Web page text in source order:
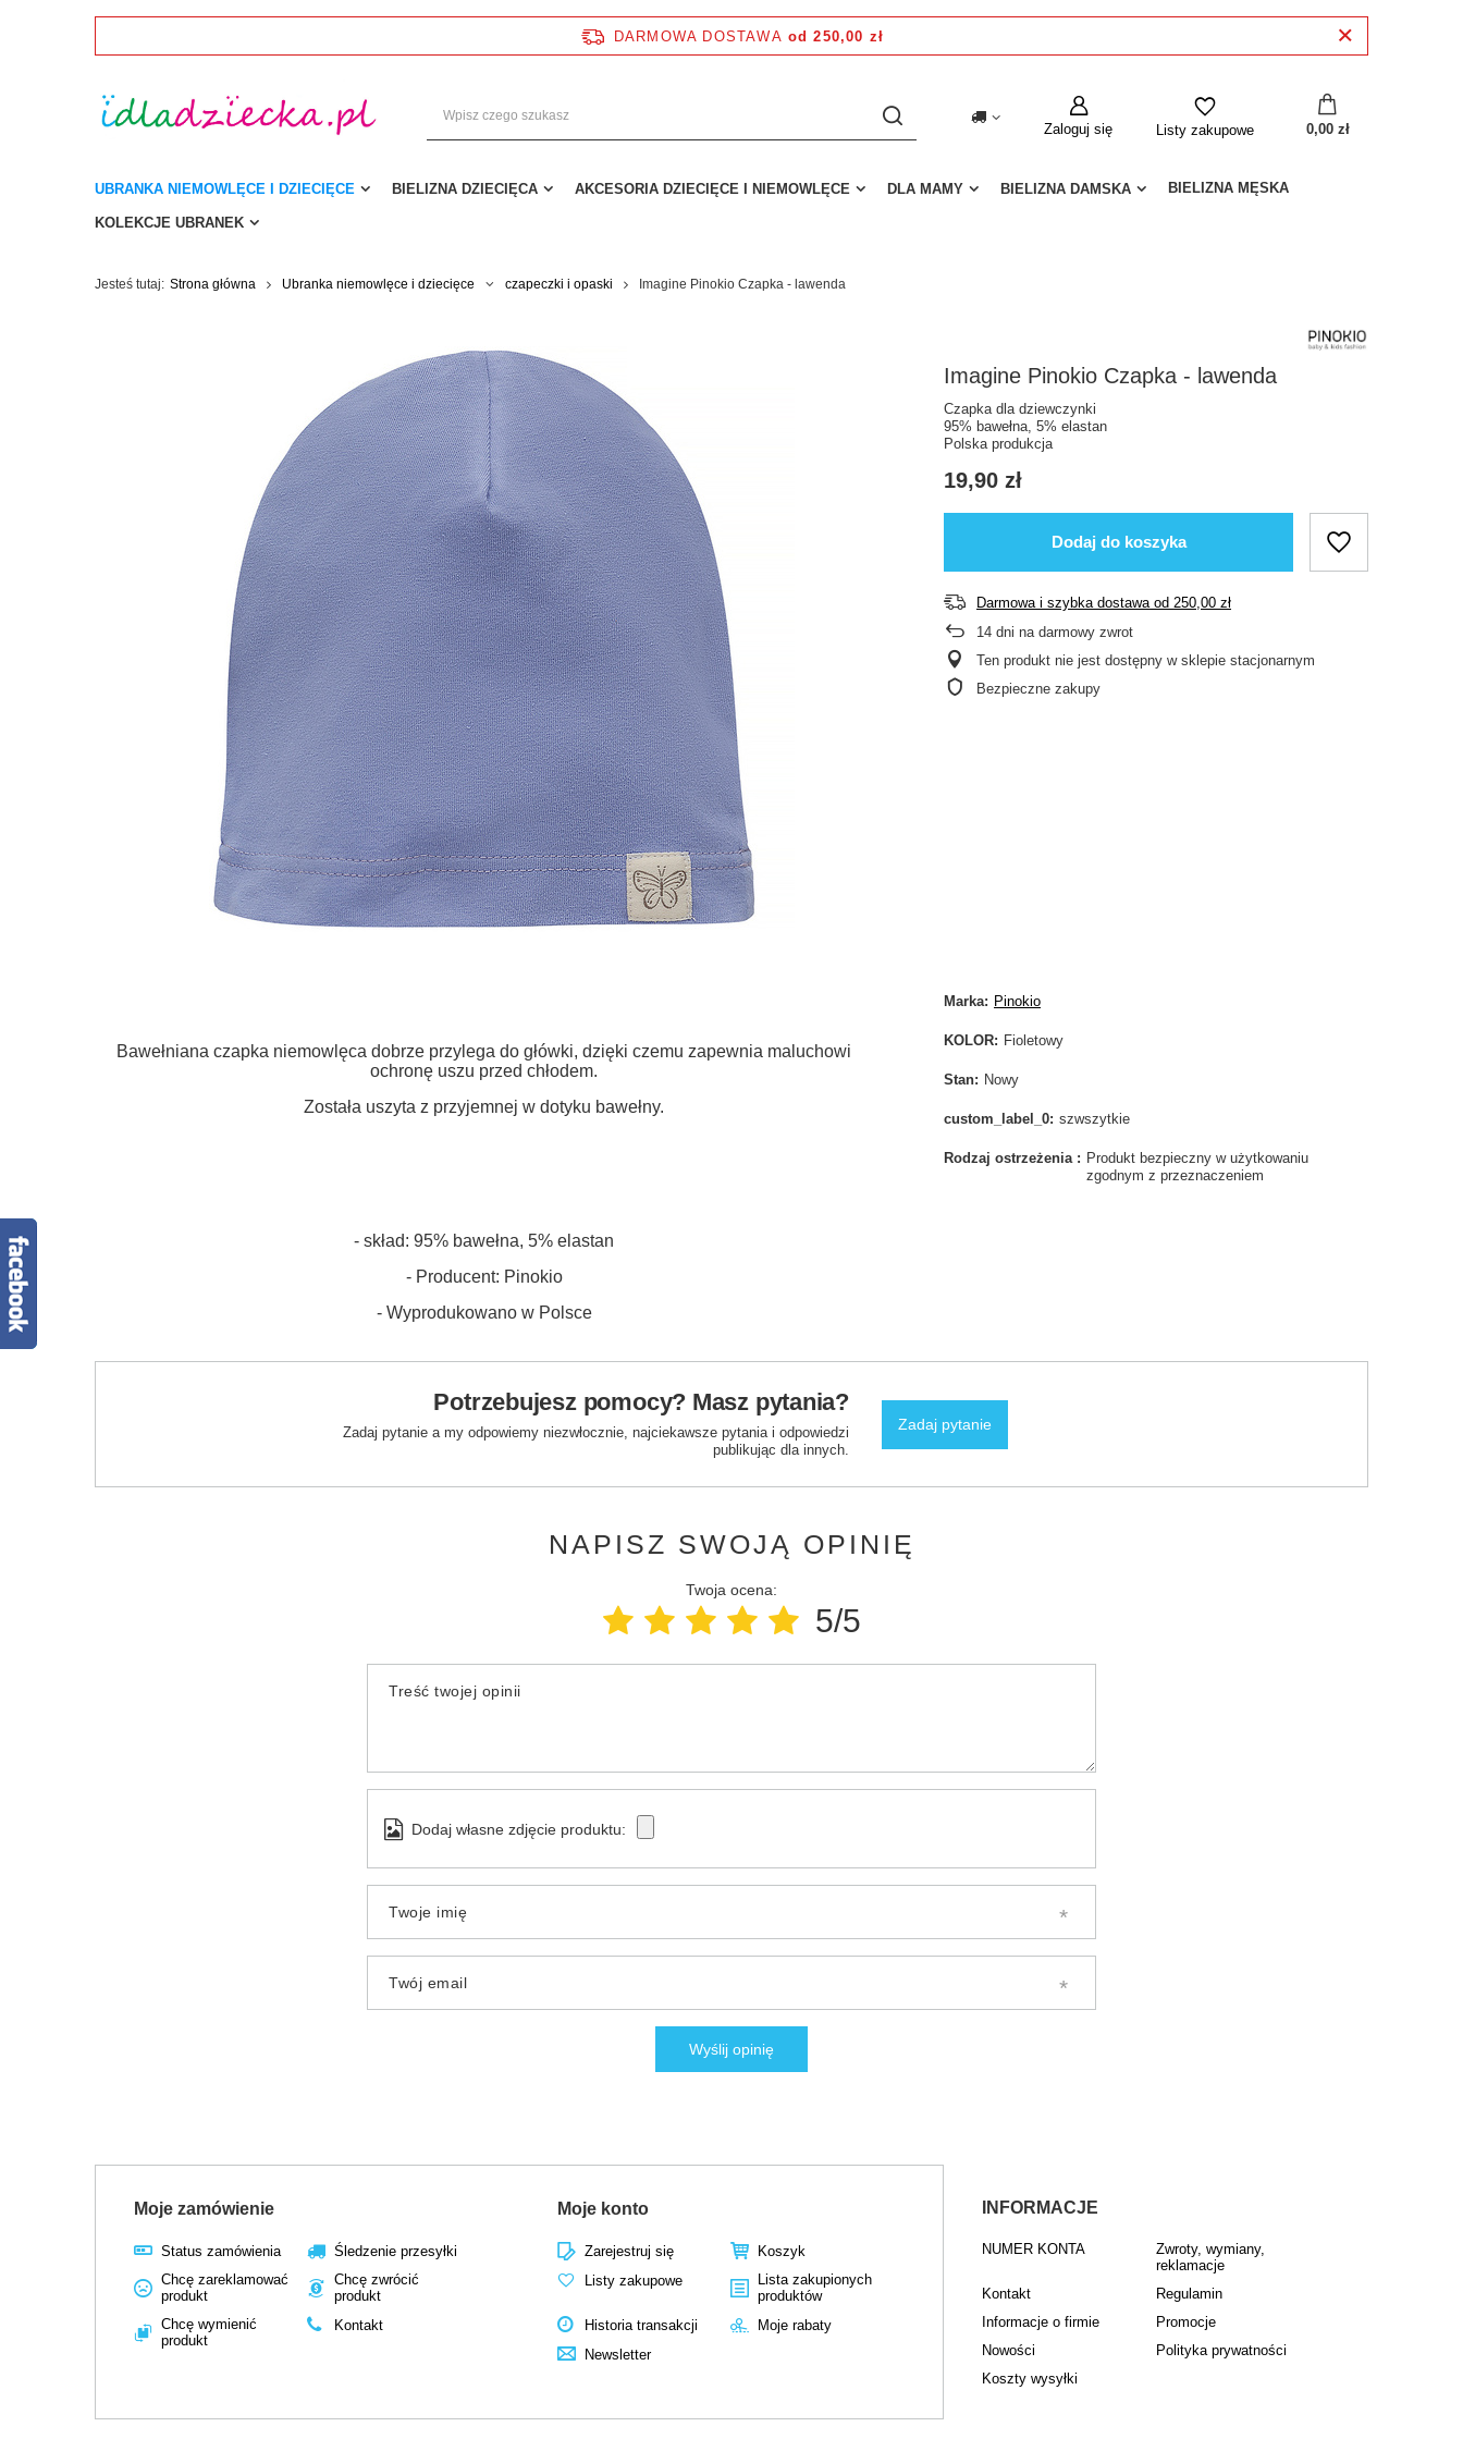
DARMOWA DOSTAWA od 250,00 zł
Zaloguj się Listy zakupowe 0,00 zł
UBRANKA NIEMOWLĘCE I DZIECIĘCE BIELIZNA DZIECIĘCA AKCESORIA DZIECIĘCE I NIEMOWLĘCE DLA MAMY BIELIZNA DAMSKA BIELIZNA MĘSKA
KOLEKCJE UBRANEK
Jesteś tutaj: Strona główna Ubranka niemowlęce i dziecięce czapeczki i opaski Imagine Pinokio Czapka - lawenda
Imagine Pinokio Czapka - lawenda
Czapka dla dziewczynki
95% bawełna, 5% elastan
Polska produkcja
19,90 zł
Dodaj do koszyka
Darmowa i szybka dostawa od 250,00 zł
14 dni na darmowy zwrot
Ten produkt nie jest dostępny w sklepie stacjonarnym
Bezpieczne zakupy
Bawełniana czapka niemowlęca dobrze przylega do główki, dzięki czemu zapewnia maluchowi
ochronę uszu przed chłodem.
Została uszyta z przyjemnej w dotyku bawełny.
- skład: 95% bawełna, 5% elastan
- Producent: Pinokio
- Wyprodukowano w Polsce
Marka Pinokio
KOLOR Fioletowy
Stan Nowy
custom_label_0 szwszytkie
Rodzaj ostrzeżenia
Produkt bezpieczny w użytkowaniu
zgodnym z przeznaczeniem
Potrzebujesz pomocy? Masz pytania?
Zadaj pytanie a my odpowiemy niezwłocznie, najciekawsze pytania i odpowiedzi
publikując dla innych.
Zadaj pytanie
NAPISZ SWOJĄ OPINIĘ
Twoja ocena:
5/5
Treść twojej opinii
Dodaj własne zdjęcie produktu:
Twoje imię
Twój email
Wyślij opinię
Moje zamówienie
Status zamówienia
Śledzenie przesyłki
Chcę zareklamować
produkt
Chcę zwrócić
produkt
Chcę wymienić
produkt
Kontakt
Moje konto
Zarejestruj się
Koszyk
Listy zakupowe
Lista zakupionych
produktów
Historia transakcji
Moje rabaty
Newsletter
INFORMACJE
NUMER KONTA
Zwroty, wymiany,
reklamacje
Kontakt
Regulamin
Informacje o firmie
Promocje
Nowości
Polityka prywatności
Koszty wysyłki